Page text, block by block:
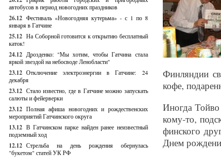
автобусов в период новогодних праздников
26.12 Фестиваль «Новогодняя кутерьма» - с 1 по 8
января в Гатчине
25.12 На Соборной готовится к открытию бесплатный
каток!
24.12 Дрозденко: "Мы хотим, чтобы Гатчина стала
яркой звездой на небосводе Ленобласти"
23.12 Отключение электроэнергии в Гатчине: 24
декабря
23.12 Стало известно, где в Гатчине можно запускать
салюты и фейерверки
23.12 Полная афиша новогодних и рождественских
мероприятий Гатчинского округа
13.12 В Гатчинском парке найден ранее неизвестный
подземный ход
12.12 Стрельба на день рождения обернулась
"букетом" статей УК РФ
Финляндии
кофе,
Иногда
кому-то,
финского
Днем